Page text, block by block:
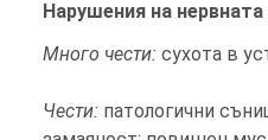
Нарушения на
Много чести: сухота в
Чести: патологични